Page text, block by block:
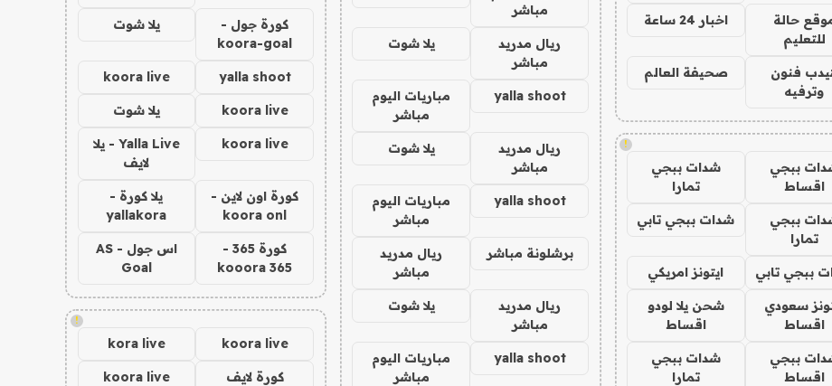
حالة
للتعليم
اخبار 24 ساعة
فنون
وترفيه
صحيفة العالم
!
ببجي
اقساط
شدات ببجي
تمارا
ببجي
تمارا
شدات ببجي تابي
ببجي تابي ايتونز امريكي
سعودي
اقساط
شحن يلا لودو
اقساط
ببجي
اقساط
شدات ببجي
تمارا
مباشر
ريال مدريد
مباشر
يلا شوت
yalla shoot
مباريات اليوم
مباشر
ريال مدريد
مباشر
يلا شوت
yalla shoot
مباريات اليوم
مباشر
برشلونة مباشر
ريال مدريد
مباشر
ريال مدريد
مباشر
يلا شوت
yalla shoot
مباريات اليوم
مباشر
كورة جول -
koora-goal
يلا شوت
yalla shoot
koora live
koora live يلا شوت
koora live
Yalla Live - يلا
لايف
كورة اون لاين -
koora onl
يلا كورة -
yallakora
كورة 365 -
kooora 365
اس جول - AS
Goal
!
koora live
kora live
كورة لايف koora live